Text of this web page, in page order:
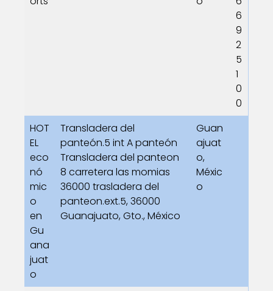
6
9
2
5
1
0
0
HOT
EL
eco
nó
mic
o
en
Gu
ana
juat
o
Transladera del
panteón.5 int A panteón
Transladera del panteon
8 carretera las momias
36000 trasladera del
panteon.ext.5, 36000
Guanajuato, Gto., México
Guan
ajuat
o,
Méxic
o